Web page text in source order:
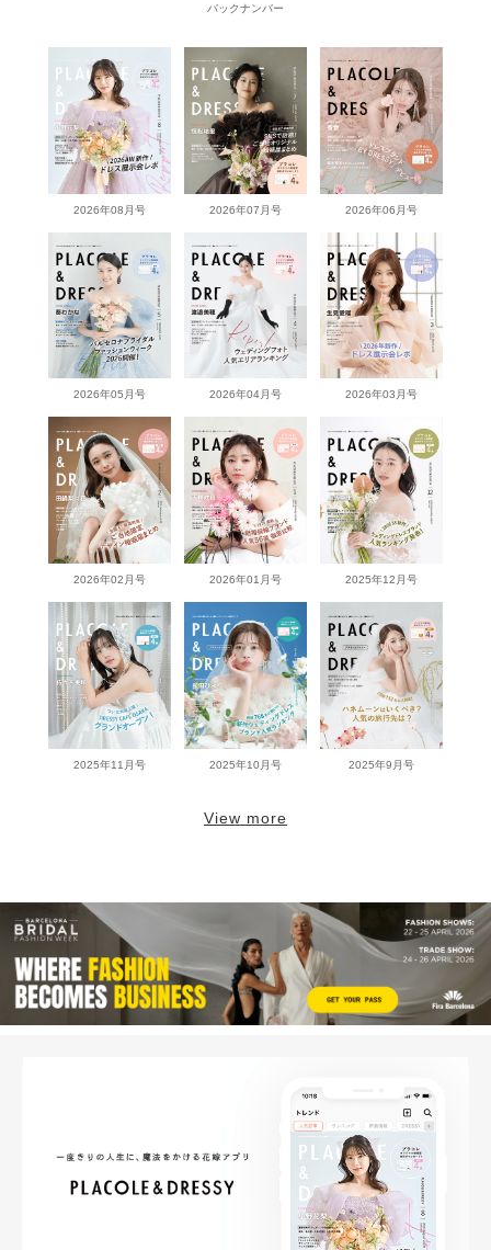
バックナンバー
2026年08月号 2026年07月号 2026年06月号
2026年05月号 2026年04月号 2026年03月号
2026年02月号 2026年01月号 2025年12月号
2025年11月号 2025年10月号 2025年9月号
View more